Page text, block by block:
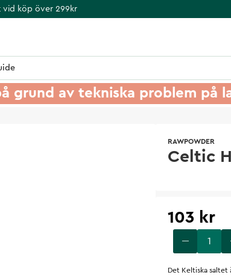
vid köp över 299kr
grund av tekniska problem på
RAWPOWDER
Celtic
103 kr
Det Keltiska saltet